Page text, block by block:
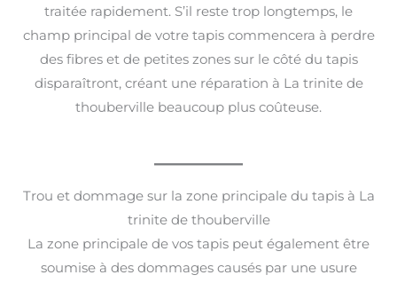
traitée rapidement. S’il reste trop longtemps, le
champ principal de votre tapis commencera à perdre
des fibres et de petites zones sur le côté du tapis
disparaîtront, créant une réparation à La trinite de
thouberville beaucoup plus coûteuse.
Trou et dommage sur la zone principale du tapis à La
trinite de thouberville
La zone principale de vos tapis peut également être
soumise à des dommages causés par une usure